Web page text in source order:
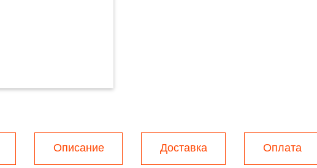
Описание Доставка Оплата